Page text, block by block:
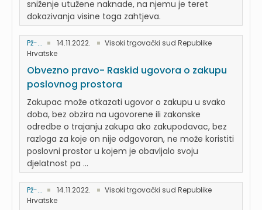
sniženje utužene naknade, na njemu je teret
dokazivanja visine toga zahtjeva.
Pž-... 14.11.2022.
Visoki trgovački sud Republike
Hrvatske
Obvezno pravo- Raskid ugovora o zakupu
poslovnog prostora
Zakupac može otkazati ugovor o zakupu u svako
doba, bez obzira na ugovorene ili zakonske
odredbe o trajanju zakupa ako zakupodavac, bez
razloga za koje on nije odgovoran, ne može koristiti
poslovni prostor u kojem je obavljalo svoju
djelatnost pa ...
Pž-... 14.11.2022.
Visoki trgovački sud Republike
Hrvatske